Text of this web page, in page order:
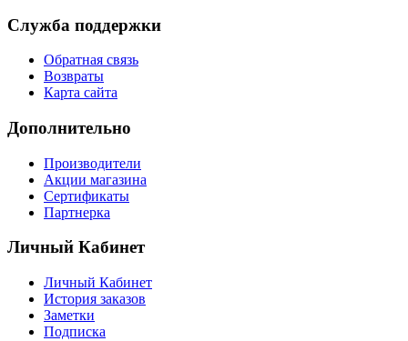
Служба поддержки
Обратная связь
Возвраты
Карта сайта
Дополнительно
Производители
Акции магазина
Сертификаты
Партнерка
Личный Кабинет
Личный Кабинет
История заказов
Заметки
Подписка